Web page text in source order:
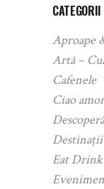
CATEGORII
Aproape
Artă –
Cafenele
Ciao
Destinații
Eat Drink